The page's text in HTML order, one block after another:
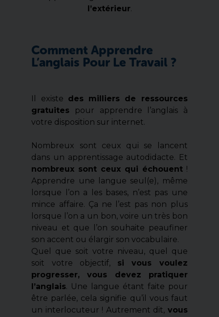
l’extérieur.
Comment Apprendre
L’anglais Pour Le Travail ?
Il existe des milliers de ressources
gratuites pour apprendre l’anglais à
votre disposition sur internet.
Nombreux sont ceux qui se lancent
dans un apprentissage autodidacte. Et
nombreux sont ceux qui échouent!
Apprendre une langue seul(e), même
lorsque l’on a les bases, n’est pas une
mince affaire. Ça ne l’est pas non plus
lorsque l’on a un bon, voire un très bon
niveau et que l’on souhaite peaufiner
son accent ou élargir son vocabulaire.
Quel que soit votre niveau, quel que
soit votre objectif, si vous voulez
progresser, vous devez pratiquer
l’anglais. Une langue étant faite pour
être parlée, cela signifie qu’il vous faut
un interlocuteur ! Autrement dit, vous